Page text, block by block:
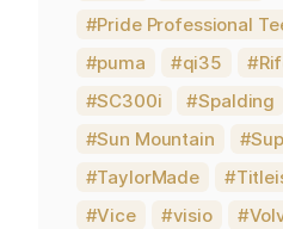
Pride Professional
puma
qi35
SC300i
Spalding
Sun Mountain
TaylorMade
Vice
visio